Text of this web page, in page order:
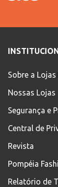
Sobre a
Nossas Lojas
Segurança e
Central de
Revista
Pompéia
Relatório de